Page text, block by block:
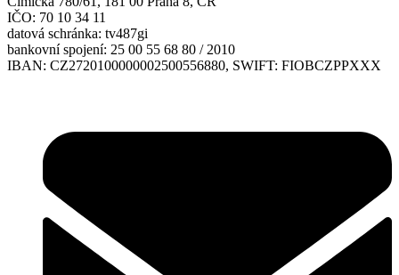
IČO: 70 10 34 11
datová schránka: tv487gi
bankovní spojení: 25 00 55 68 80 / 2010
IBAN: CZ2720100000002500556880, SWIFT: FIOBCZPPXXX